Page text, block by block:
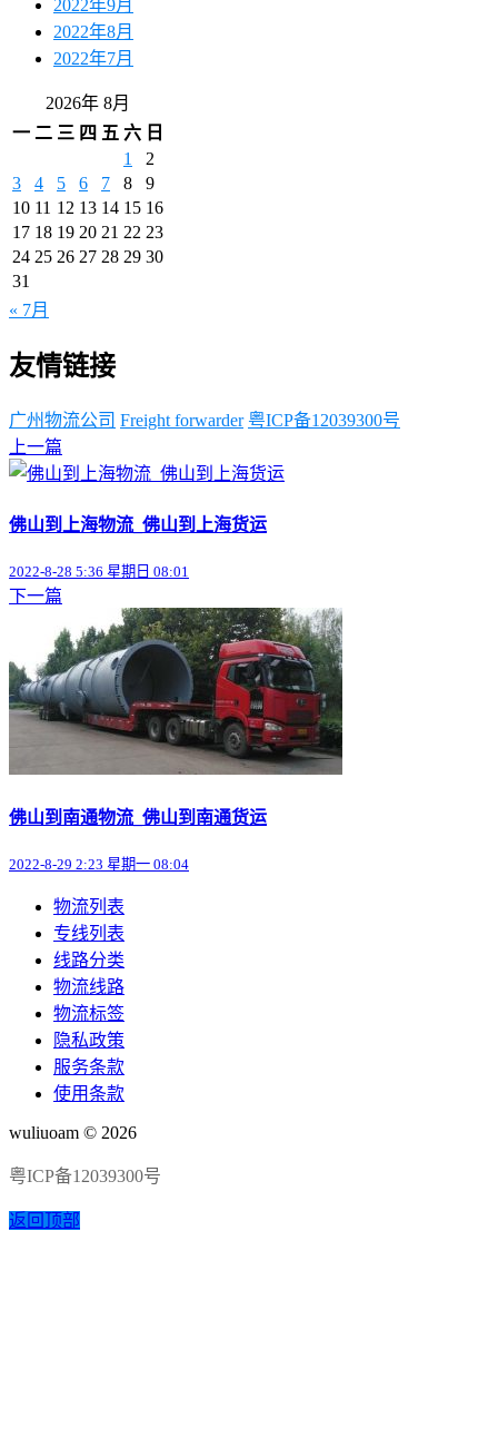
2022年9月
2022年8月
2022年7月
2026年 8月
一 二 三 四 五 六 日
1
2
3
4 5 6 7 8
9
10 11 12 13 14 15 16
17 18 19 20 21 22 23
24 25 26 27 28 29 30
31
« 7月
友情链接
广州物流公司 Freight forwarder 粤ICP备12039300号
上一篇
佛山到上海物流_佛山到上海货运
2022-8-28 5:36 星期日 08:01
下一篇
佛山到南通物流_佛山到南通货运
2022-8-29 2:23 星期一 08:04
物流列表
专线列表
线路分类
物流线路
物流标签
隐私政策
服务条款
使用条款
wuliuoam © 2026
粤ICP备12039300号
返回顶部